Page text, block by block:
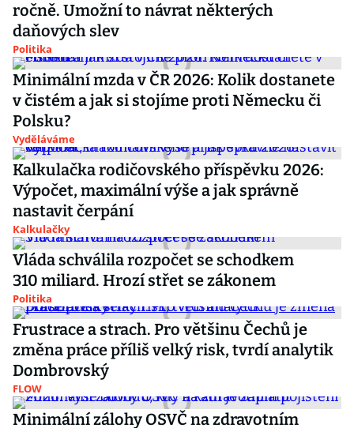
ročně. Umožní to návrat některých
daňových slev
Politika
Minimální mzda v ČR 2026: Kolik dostanete
v čistém a jak si stojíme proti Německu či
Polsku?
Vyděláváme
Kalkulačka rodičovského příspěvku 2026:
Výpočet, maximální výše a jak správně
nastavit čerpání
Kalkulačky
Vláda schválila rozpočet se schodkem
310 miliard. Hrozí střet se zákonem
Politika
Frustrace a strach. Pro většinu Čechů je
změna práce příliš velký risk, tvrdí analytik
Dombrovský
FLOW
Minimální zálohy OSVČ na zdravotním